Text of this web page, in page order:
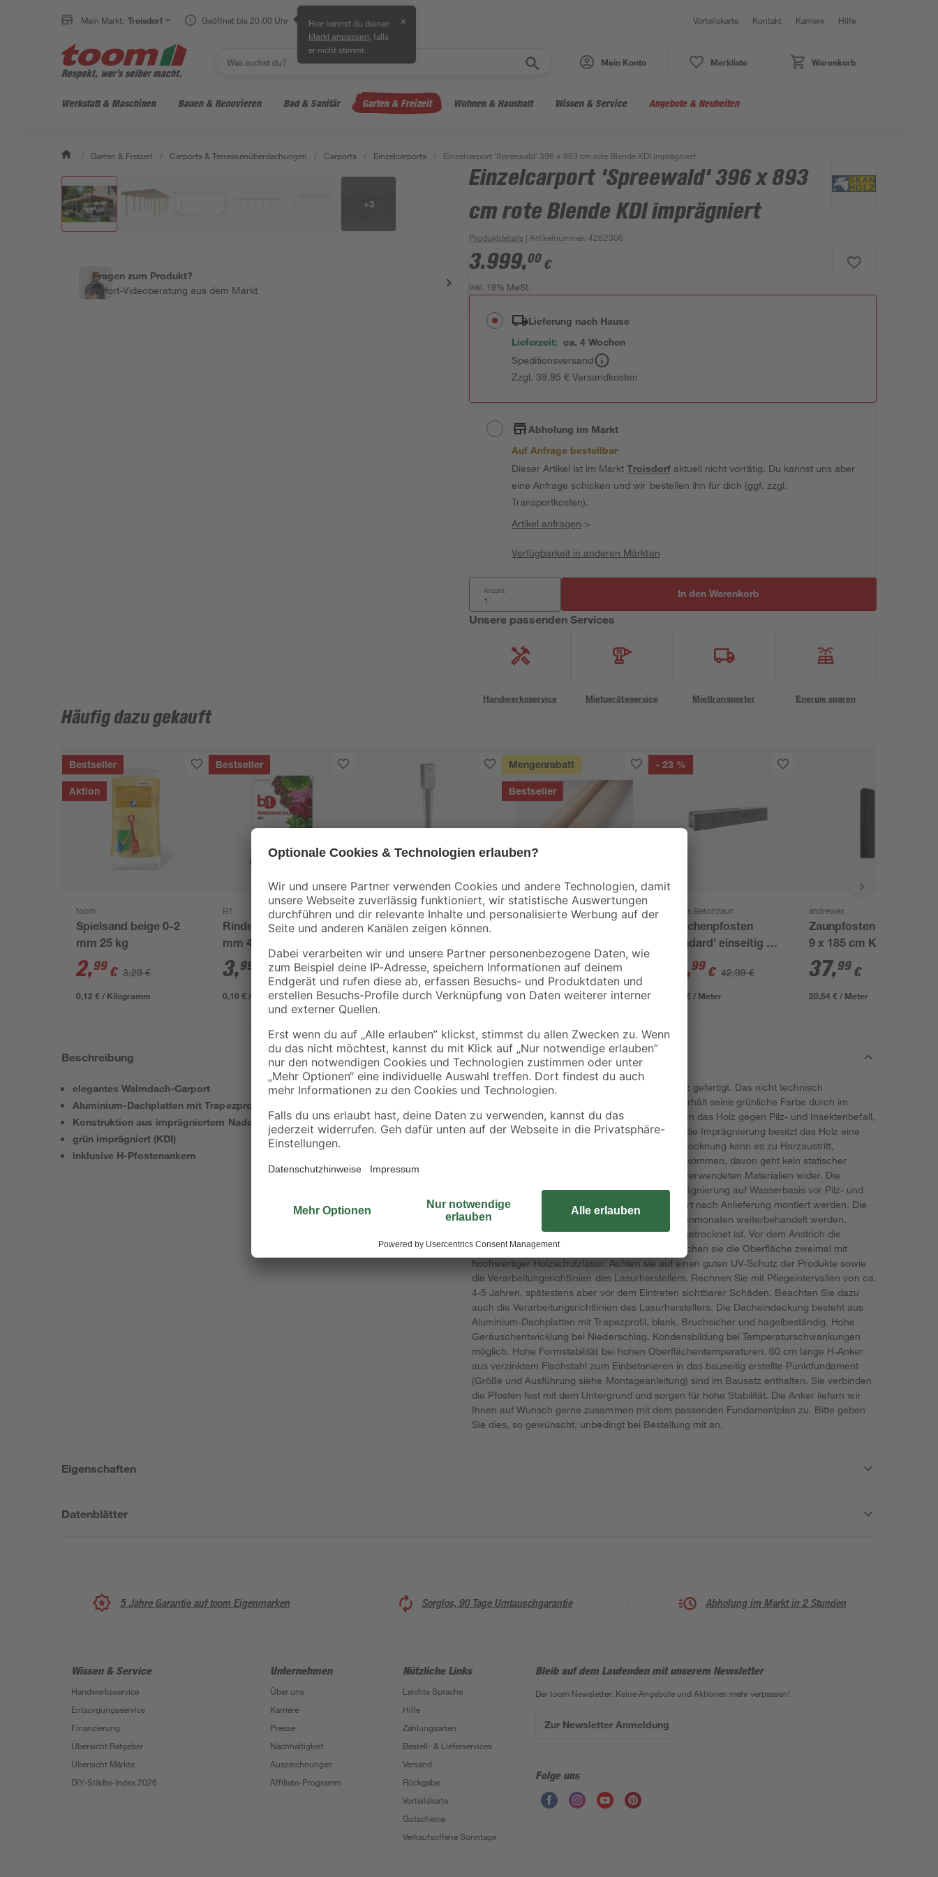
Mein Markt: Troisdorf Geöffnet bis 20:00 Uhr Hier kannst du deinen
Markt anpassen , falls
er nicht stimmt.
✕ Vorteilskarte Kontakt Karriere Hilfe
Mein Konto Merkliste Warenkorb
Werkstatt & Maschinen Bauen & Renovieren Bad & Sanitär Garten & Freizeit Wohnen & Haushalt Wissen & Service Angebote & Neuheiten
/ Garten & Freizeit / Carports & Terrassenüberdachungen / Carports / Einzelcarports / Einzelcarport 'Spreewald' 396 x 893 cm rote Blende KDI imprägniert
+3
Fragen zum Produkt?
Sofort-Videoberatung aus dem Markt
Einzelcarport 'Spreewald' 396 x 893
cm rote Blende KDI imprägniert
Produktdetails | Artikelnummer:4282306
3.999,00 €
inkl. 19% MwSt.
Lieferung nach Hause
Lieferzeit: ca. 4 Wochen
Speditionsversand
Zzgl. 39,95 € Versandkosten
Abholung im Markt
Auf Anfrage bestellbar
Dieser Artikel ist im MarktTroisdorfaktuell nicht vorrätig. Du kannst uns aber
eine Anfrage schicken und wir bestellen ihn für dich (ggf. zzgl.
Transportkosten).
Artikel anfragen >
Verfügbarkeit in anderen Märkten
Anzahl: In den Warenkorb
Unsere passenden Services
Handwerksservice Mietgeräteservice Miettransporter Energie sparen
Häufig dazu gekauft
Bestseller
Aktion
toom
Spielsand beige 0-2
mm 25 kg
2,99 € 3,29 €
0,12 € / Kilogramm
Bestseller
B1
Rindenmulch 0-40
mm 40 l
3,99
0,10 € / Liter
Einschlagbodenhülse
90 cm
6,49€
Mengenrabatt
Bestseller
binderholz
1,78€
0,89 € / Meter
- 23 %
Beckers Betonzaun
Zwischenpfosten
'Standard' einseitig 11
x 11 x 248 cm grau
,99 € 42,99 €
13,30 € / Meter
andrewex
Zaunpfosten glatt 9 x
9 x 185 cm Kiefer
anthrazit
37,99 €
20,54 € / Meter
Beschreibung
elegantes Walmdach-Carport
Aluminium-Dachplatten mit Trapezprofil
Konstruktion aus imprägniertem Nadelholz
grün imprägniert (KDI)
inklusive H-Pfostenankern
Die Konstruktion ist aus imprägniertem Nadelholz gefertigt. Das nicht technisch
getrocknete massive Fichten- bzw. Kiefernholz erhält seine grünliche Farbe durch im
Imprägniermittel gelöste Metallsalze. Sie schützen das Holz gegen Pilz- und Insektenbefall,
ein UV-Schutz ist jedoch nicht enthalten. Durch die Imprägnierung besitzt das Holz eine
höhere Restfeuchte. Durch die anschließende Trocknung kann es zu Harzaustritt,
Verdrehung bzw. Bildung von Trocknungsrissen kommen, davon geht kein statischer
Nachteil aus. Dies spiegelt die Natürlichkeit der verwendeten Materialien wider. Die
Holzteile dieses Bausatzes sind durch eine Imprägnierung auf Wasserbasis vor Pilz- und
Insektenbefall geschützt. Der Bausatz kann sofort nach Anlieferung montiert werden. Die
Holzoberfläche sollte frühestens nach 2-3 Sonnenmonaten weiterbehandelt werden,
nachdem der Überschuss an Imprägnierung abgetrocknet ist. Vor dem Anstrich die
Oberfläche leicht anschleifen und reinigen. Streichen sie die Oberfläche zweimal mit
hochwertiger Holzschutzlasur. Achten sie auf einen guten UV-Schutz der Produkte sowie
die Verarbeitungsrichtlinien des Lasurherstellers. Rechnen Sie mit Pflegeintervallen von ca.
4-5 Jahren, spätestens aber vor dem Eintreten sichtbarer Schäden. Beachten Sie dazu
auch die Verarbeitungsrichtlinien des Lasurherstellers. Die Dacheindeckung besteht aus
Aluminium-Dachplatten mit Trapezprofil, blank. Bruchsicher und hagelbeständig. Hohe
Geräuschentwicklung bei Niederschlag. Kondensbildung bei Temperaturschwankungen
möglich. Hohe Formstabilität bei hohen Oberflächentemperaturen. 60 cm lange H-Anker
aus verzinktem Flachstahl zum Einbetonieren in das bauseitig erstellte Punktfundament
(Größe und Ausführung siehe Montageanleitung) sind im Bausatz enthalten. Sie verbinden
die Pfosten fest mit dem Untergrund und sorgen für hohe Stabilität. Die Anker liefern wir
Ihnen auf Wunsch gerne zusammen mit dem passenden Fundamentplan zu. Bitte geben
Sie dies, so gewünscht, unbedingt bei Bestellung mit an.
Eigenschaften
Datenblätter
5 Jahre Garantie auf toom Eigenmarken Sorglos, 90 Tage Umtauschgarantie Abholung im Markt in 2 Stunden
Wissen & Service
Handwerksservice
Entsorgungsservice
Finanzierung
Übersicht Ratgeber
Übersicht Märkte
DIY-Städte-Index 2026
Unternehmen
Über uns
Karriere
Presse
Nachhaltigkeit
Auszeichnungen
Affiliate-Programm
Nützliche Links
Leichte Sprache
Hilfe
Zahlungsarten
Bestell- & Lieferservices
Versand
Rückgabe
Vorteilskarte
Gutscheine
Verkaufsoffene Sonntage
Bleib auf dem Laufenden mit unserem Newsletter
Der toom Newsletter: Keine Angebote und Aktionen mehr verpassen!
Zur Newsletter Anmeldung
Folge uns